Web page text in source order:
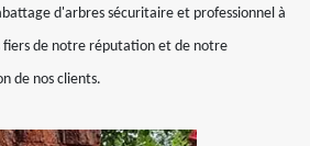
d'arbres sécuritaire et professionnel à
fiers de notre réputation et de notre
de nos clients.